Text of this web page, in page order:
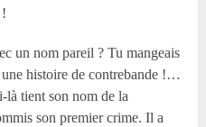
un nom pareil ? Tu mangeais
histoire de contrebande !…
là tient son nom de la
son premier crime. Il a